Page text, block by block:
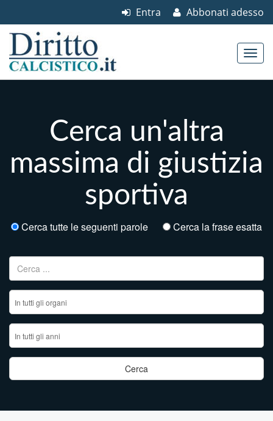
Abbonati adesso
Entra
Cerca un'altra
massima di giustizia
sportiva
Cerca tutte le seguenti parole Cerca la frase esatta
Ricerca per: